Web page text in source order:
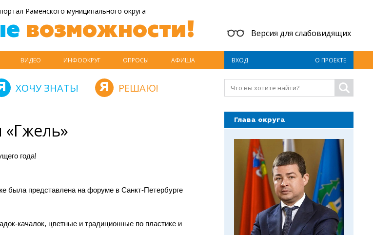
Раменского муниципального округа
возможности! Версия для слабовидящих
ВИДЕО ИНФООКРУГ ОПРОСЫ АФИША ВХОД О ПРОЕКТЕ
ХОЧУ ЗНАТЬ! РЕШАЮ!
года!
была представлена на форуме в Санкт-Петербурге
качалок, цветные и традиционные по пластике и
Глава округа